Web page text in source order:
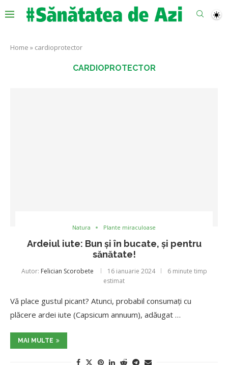
Home » cardioprotector
CARDIOPROTECTOR
Natura Plante miraculoase
Ardeiul iute: Bun și în bucate, și pentru
sănătate!
Autor: Felician Scorobete 16 ianuarie 2024
6 minute timp
estimat
Vă place gustul picant? Atunci, probabil consumați cu
plăcere ardei iute (Capsicum annuum), adăugat …
MAI MULTE